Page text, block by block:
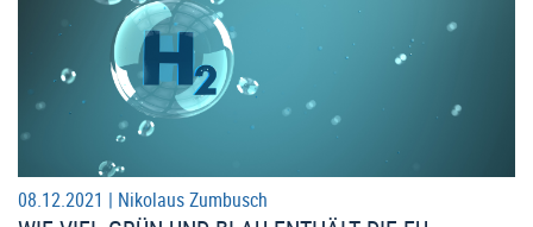
08.12.2021 | Nikolaus Zumbusch